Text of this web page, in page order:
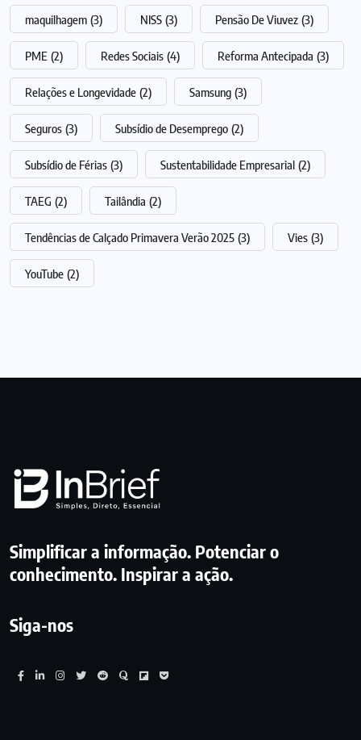
maquilhagem (3) NISS (3) Pensão De Viuvez (3)
PME (2) Redes Sociais (4) Reforma Antecipada (3)
Relações e Longevidade (2) Samsung (3)
Seguros (3) Subsídio de Desemprego (2)
Subsídio de Férias (3) Sustentabilidade Empresarial (2)
TAEG (2) Tailândia (2)
Tendências de Calçado Primavera Verão 2025 (3) Vies (3)
YouTube (2)
Simplificar a informação. Potenciar o
conhecimento. Inspirar a ação.
Siga-nos